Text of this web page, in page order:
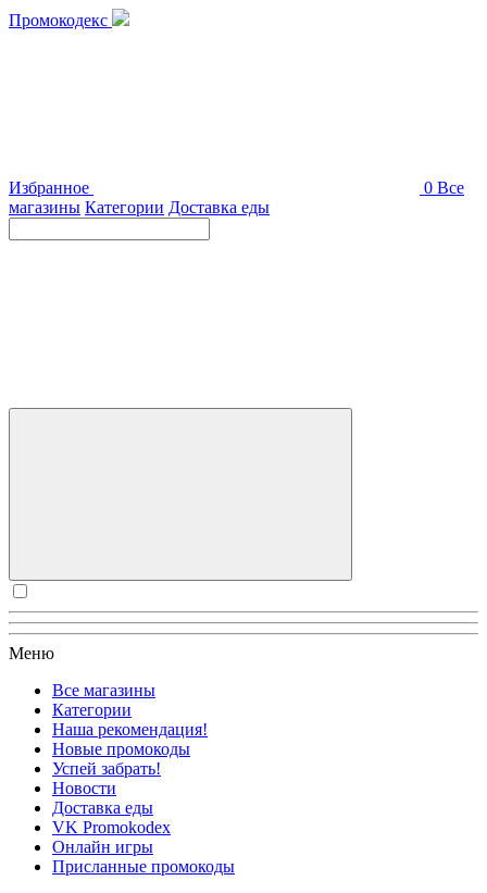
Промокодекс
Избранное 0 Все
магазины Категории Доставка еды
Меню
Все магазины
Категории
Наша рекомендация!
Новые промокоды
Успей забрать!
Новости
Доставка еды
VK Promokodex
Онлайн игры
Присланные промокоды